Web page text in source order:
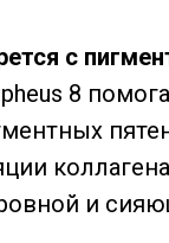
с
8
и